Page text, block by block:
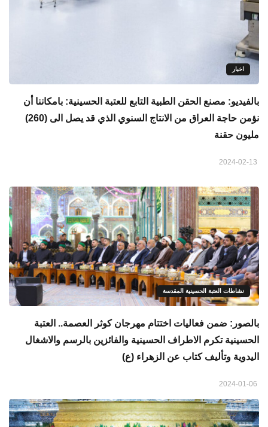
اخبار
بالفيديو: مصنع الحقن الطبية التابع للعتبة الحسينية: بامكاننا أن
نؤمن حاجة العراق من الانتاج السنوي الذي قد يصل الى (260)
مليون حقنة
نشاطات العتبة الحسينية المقدسة
بالصور: ضمن فعاليات اختتام مهرجان كوثر العصمة.. العتبة
الحسينية تكرم الاطراف الحسينية والفائزين بالرسم والاشغال
اليدوية وتأليف كتاب عن الزهراء (ع)